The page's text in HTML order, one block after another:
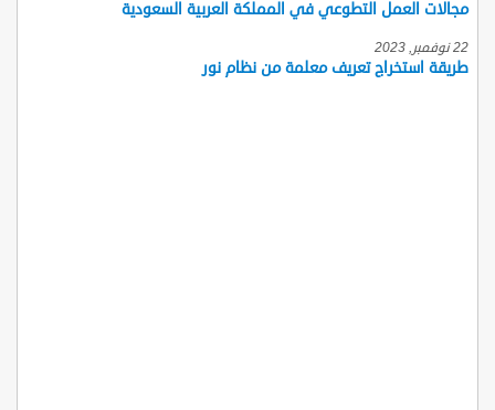
مجالات العمل التطوعي في المملكة العربية السعودية
22 نوفمبر, 2023
طريقة استخراج تعريف معلمة من نظام نور